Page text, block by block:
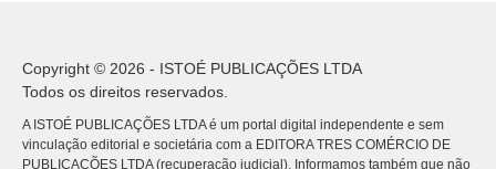
Copyright © 2026 - ISTOÉ PUBLICAÇÕES LTDA
Todos os direitos reservados.
A ISTOÉ PUBLICAÇÕES LTDA é um portal digital independente e sem
vinculação editorial e societária com a EDITORA TRES COMÉRCIO DE
PUBLICACÕES LTDA (recuperação judicial). Informamos também que não